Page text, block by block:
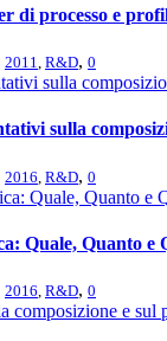
di processo e
2011, R&D, 0
sulla
2016 R&D, 0
Quale, Quanto e
2016, R&D, 0